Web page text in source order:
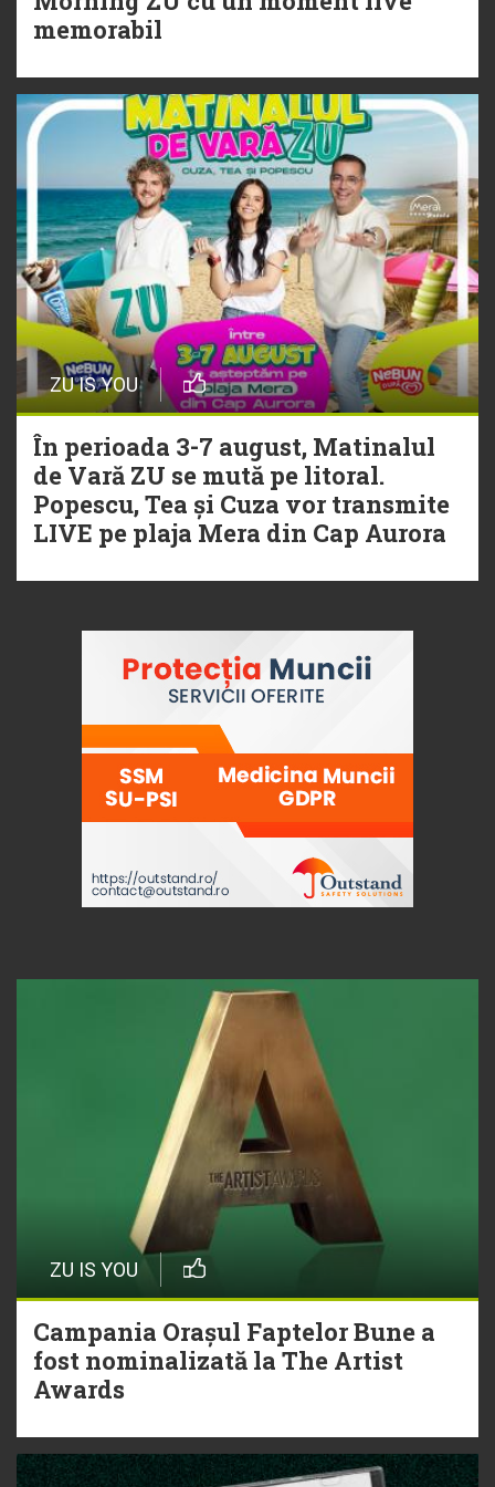
Torpedoul lui Morar: Theo Rose -
memorabil
ZU IS YOU
În perioada 3-7 august, Matinalul
de Vară ZU se mută pe litoral.
Popescu, Tea și Cuza vor transmite
LIVE pe plaja Mera din Cap Aurora
ZU IS YOU
Campania Orașul Faptelor Bune a
fost nominalizată la The Artist
Awards